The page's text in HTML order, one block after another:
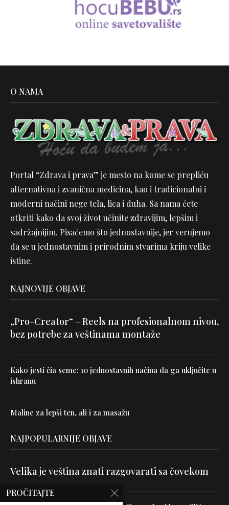
O NAMA
Portal “Zdrava i prava” je mesto na kome se prepliću
alternativna i zvanična medicina, kao i tradicionalni i
moderni načini nege tela, lica i duha. Sa nama ćete
otkriti kako da svoj život učinite zdravijim, lepšim i
sadržajnijim. Pisaćemo što jednostavnije, jer verujemo
da se u jednostavnim i prirodnim stvarima kriju velike
istine.
NAJNOVIJE OBJAVE
„Pro-Creator“ – Reels na profesionalnom nivou,
bez potrebe za veštinama montaže
Kako jesti čia seme: 10 jednostavnih načina da ga uključite u
ishranu
Maline za lepši ten, ali i za masažu
NAJPOPULARNIJE OBJAVE
Velika je veština znati razgovarati sa čovekom
PROČITAJTE